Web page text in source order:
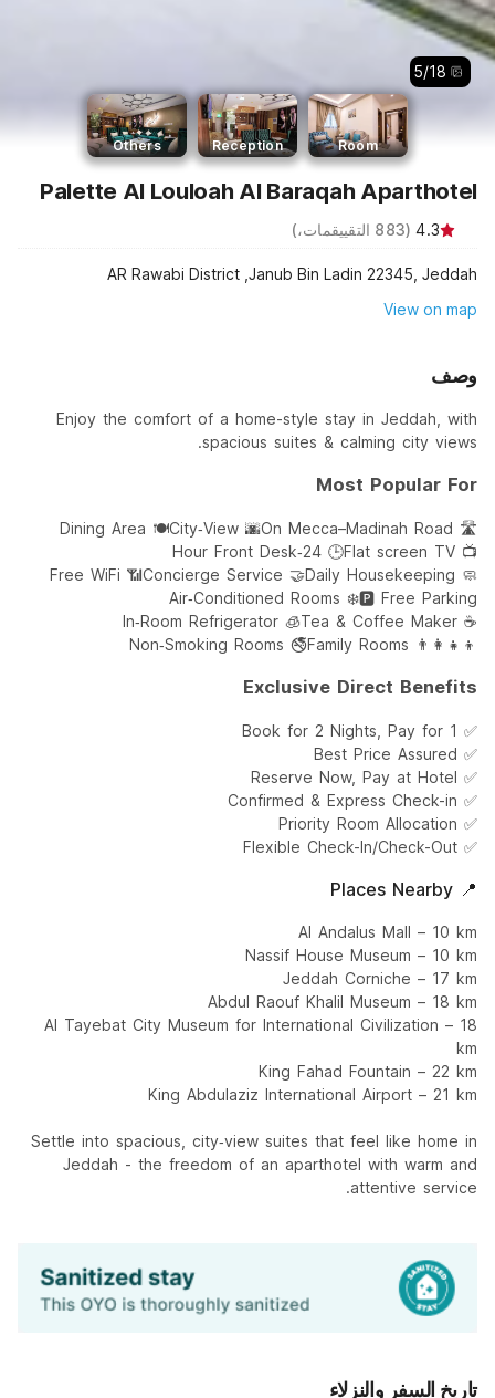
5/18
Room
Reception
Others
Palette Al Louloah Al Baraqah Aparthotel
4.3
(
883 التقييقمات،)
AR Rawabi District ,Janub Bin Ladin 22345, Jeddah
View on map
وصف
Enjoy the comfort of a home-style stay in Jeddah, with
spacious suites & calming city views.
Most Popular For
🛣️ On Mecca–Madinah Road
🌆 City‑View
🍽️ Dining Area
📺 Flat screen TV
🕒 24‑Hour Front Desk
🧼 Daily Housekeeping
🤝 Concierge Service
📶 Free WiFi
🅿️ Free Parking
❄️ Air‑Conditioned Rooms
☕ Tea & Coffee Maker
🧊 In‑Room Refrigerator
👨‍👩‍👧‍👦 Family Rooms
🚭 Non‑Smoking Rooms
Exclusive Direct Benefits
✅ Book for 2 Nights, Pay for 1
✅ Best Price Assured
✅ Reserve Now, Pay at Hotel
✅ Confirmed & Express Check-in
✅ Priority Room Allocation
✅ Flexible Check-In/Check-Out
📍 Places Nearby
Al Andalus Mall – 10 km
Nassif House Museum – 10 km
Jeddah Corniche – 17 km
Abdul Raouf Khalil Museum – 18 km
Al Tayebat City Museum for International Civilization – 18
km
King Fahad Fountain – 22 km
King Abdulaziz International Airport – 21 km
Settle into spacious, city‑view suites that feel like home in
Jeddah - the freedom of an aparthotel with warm and
attentive service.
تاريخ السفر والنزلاء